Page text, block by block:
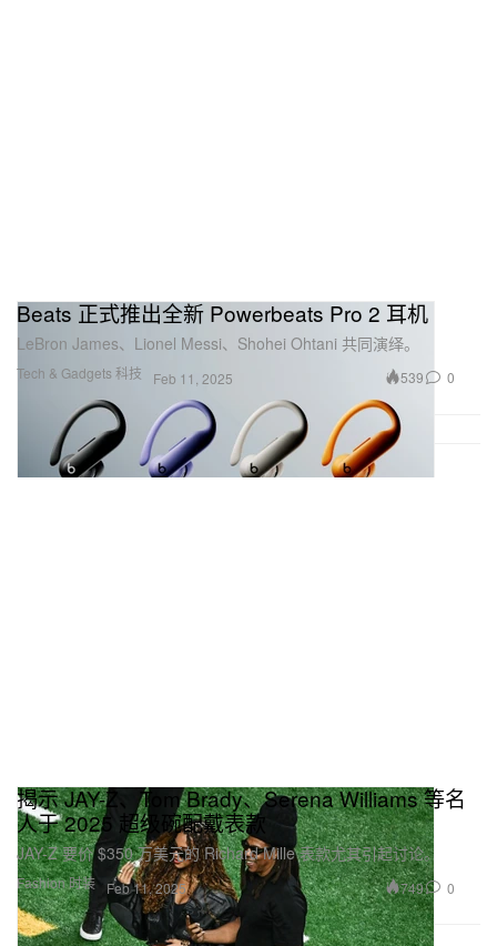
Tech & Gadgets 科技
Beats 正式推出全新 Powerbeats Pro 2 耳机
LeBron James、Lionel Messi、Shohei Ohtani 共同演绎。
Feb 11, 2025 539 0
Fashion 时装
揭示 JAY-Z、Tom Brady、Serena Williams 等名
人于 2025 超级碗配戴表款
JAY-Z 要价 $350 万美元的 Richard Mille 表款尤其引起讨论。
Feb 11, 2025 749 0